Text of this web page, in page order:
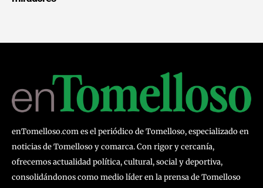
enTomelloso.com es el periódico de Tomelloso, especializado en
noticias de Tomelloso y comarca. Con rigor y cercanía,
ofrecemos actualidad política, cultural, social y deportiva,
consolidándonos como medio líder en la prensa de Tomelloso